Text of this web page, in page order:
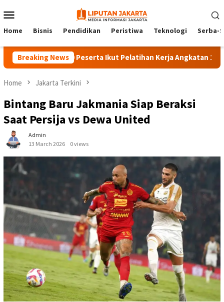
to
Menu
Home Bisnis Pendidikan Peristiwa Teknologi Serba-
Breaking News
140 Peserta Ikut Pelatihan Kerja Angkatan 1 di PPKD
Home Jakarta Terkini
Bintang Baru Jakmania Siap Beraksi
Saat Persija vs Dewa United
Admin
13 March 2026
0 views